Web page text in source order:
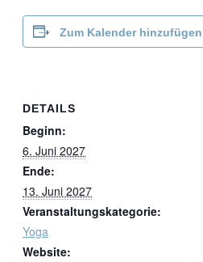
Zum Kalender hinzufügen
DETAILS
Beginn:
6. Juni 2027
Ende:
13. Juni 2027
Veranstaltungskategorie:
Yoga
Website: